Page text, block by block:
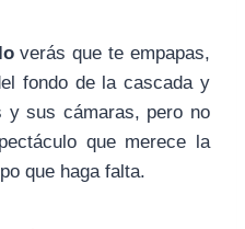
verás que te empapas,
fondo de la cascada y
y sus cámaras, pero no
que merece la
que haga falta.